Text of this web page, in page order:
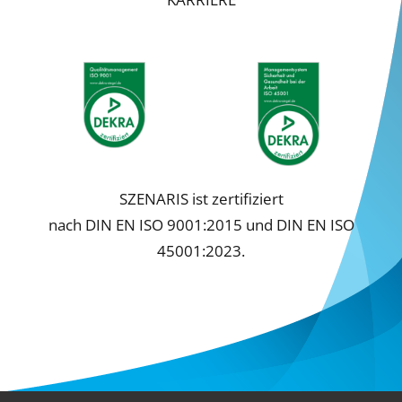
SZENARIS ist zertifiziert
nach DIN EN ISO 9001:2015 und DIN EN ISO
45001:2023.